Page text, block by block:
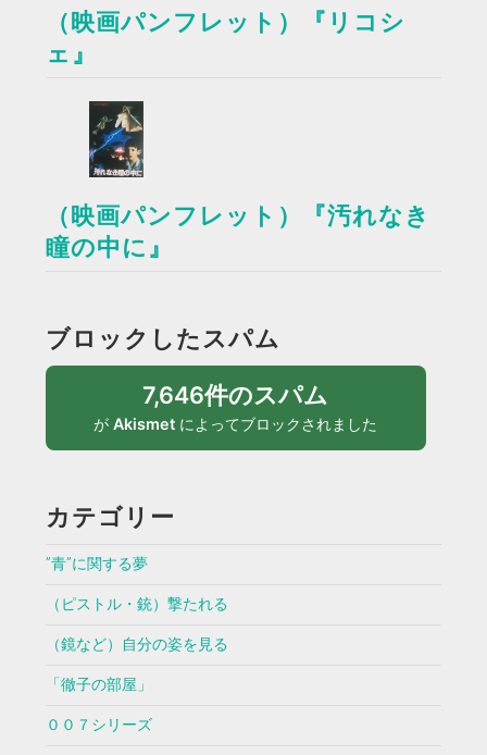
（映画パンフレット）『リコシ
ェ』
（映画パンフレット）『汚れなき
瞳の中に』
ブロックしたスパム
7,646件のスパム
がAkismet によってブロックされました
カテゴリー
”青”に関する夢
（ピストル・銃）撃たれる
（鏡など）自分の姿を見る
「徹子の部屋」
００７シリーズ